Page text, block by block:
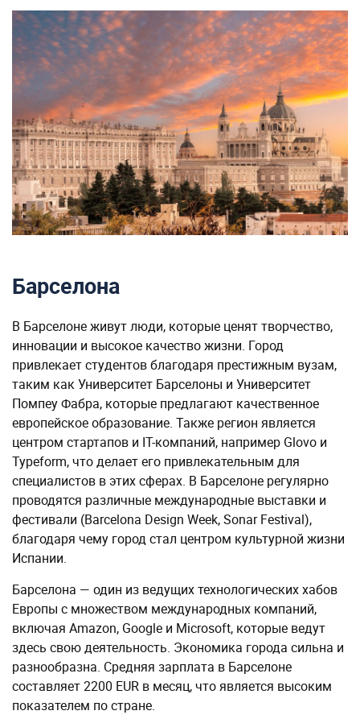
Барселона
В Барселоне живут люди, которые ценят творчество,
инновации и высокое качество жизни. Город
привлекает студентов благодаря престижным вузам,
таким как Университет Барселоны и Университет
Помпеу Фабра, которые предлагают качественное
европейское образование. Также регион является
центром стартапов и IT-компаний, например Glovo и
Typeform, что делает его привлекательным для
специалистов в этих сферах. В Барселоне регулярно
проводятся различные международные выставки и
фестивали (Barcelona Design Week, Sonar Festival),
благодаря чему город стал центром культурной жизни
Испании.
Барселона — один из ведущих технологических хабов
Европы с множеством международных компаний,
включая Amazon, Google и Microsoft, которые ведут
здесь свою деятельность. Экономика города сильна и
разнообразна. Средняя зарплата в Барселоне
составляет 2200 EUR в месяц, что является высоким
показателем по стране.